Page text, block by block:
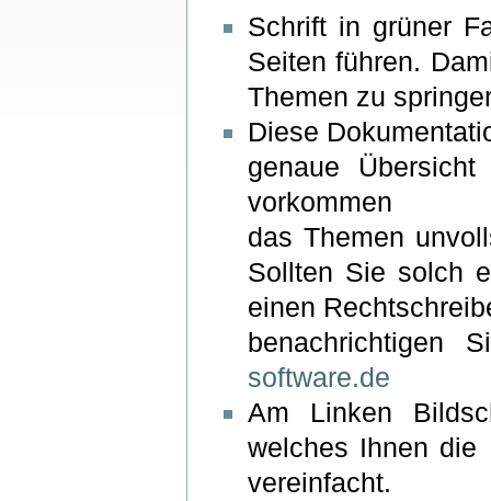
Schrift in grüner
Seiten führen.
Themen zu
Diese
genaue
vorkommen
das Themen
Sollten Sie solch
einen
software.de
Am Linken
welches Ihnen die
vereinfacht.